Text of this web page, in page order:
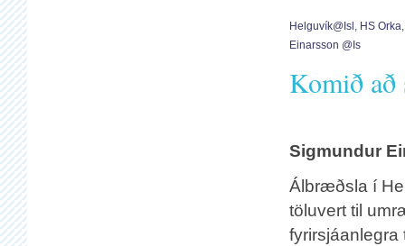
Helguvík@isl , HS Orka
Einarsson @is
Komið
Sigmundur
Álbræðsla í
töluvert til
fyrirsjáanlegra